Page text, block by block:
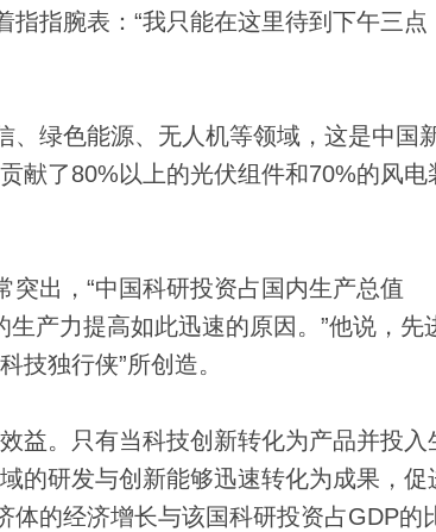
指腕表：“我只能在这里待到下午三点
绿色能源、无人机等领域，这是中国
献了80%以上的光伏组件和70%的风电
出，“中国科研投资占国内生产总值
产力提高如此迅速的原因。”他说，先
技独行侠”所创造。
。只有当科技创新转化为产品并投入
的研发与创新能够迅速转化为成果，促
的经济增长与该国科研投资占GDP的